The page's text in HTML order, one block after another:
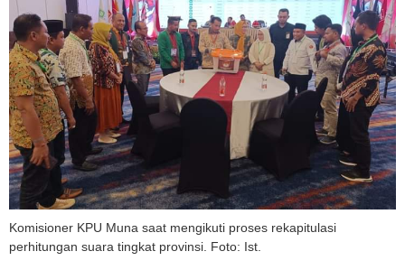
Komisioner KPU Muna saat mengikuti proses rekapitulasi
perhitungan suara tingkat provinsi. Foto: Ist.